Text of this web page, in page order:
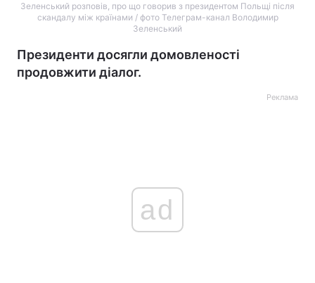
Зеленський розповів, про що говорив з президентом Польщі після
скандалу між країнами / фото Телеграм-канал Володимир
Зеленський
Президенти досягли домовленості
продовжити діалог.
Реклама
ad